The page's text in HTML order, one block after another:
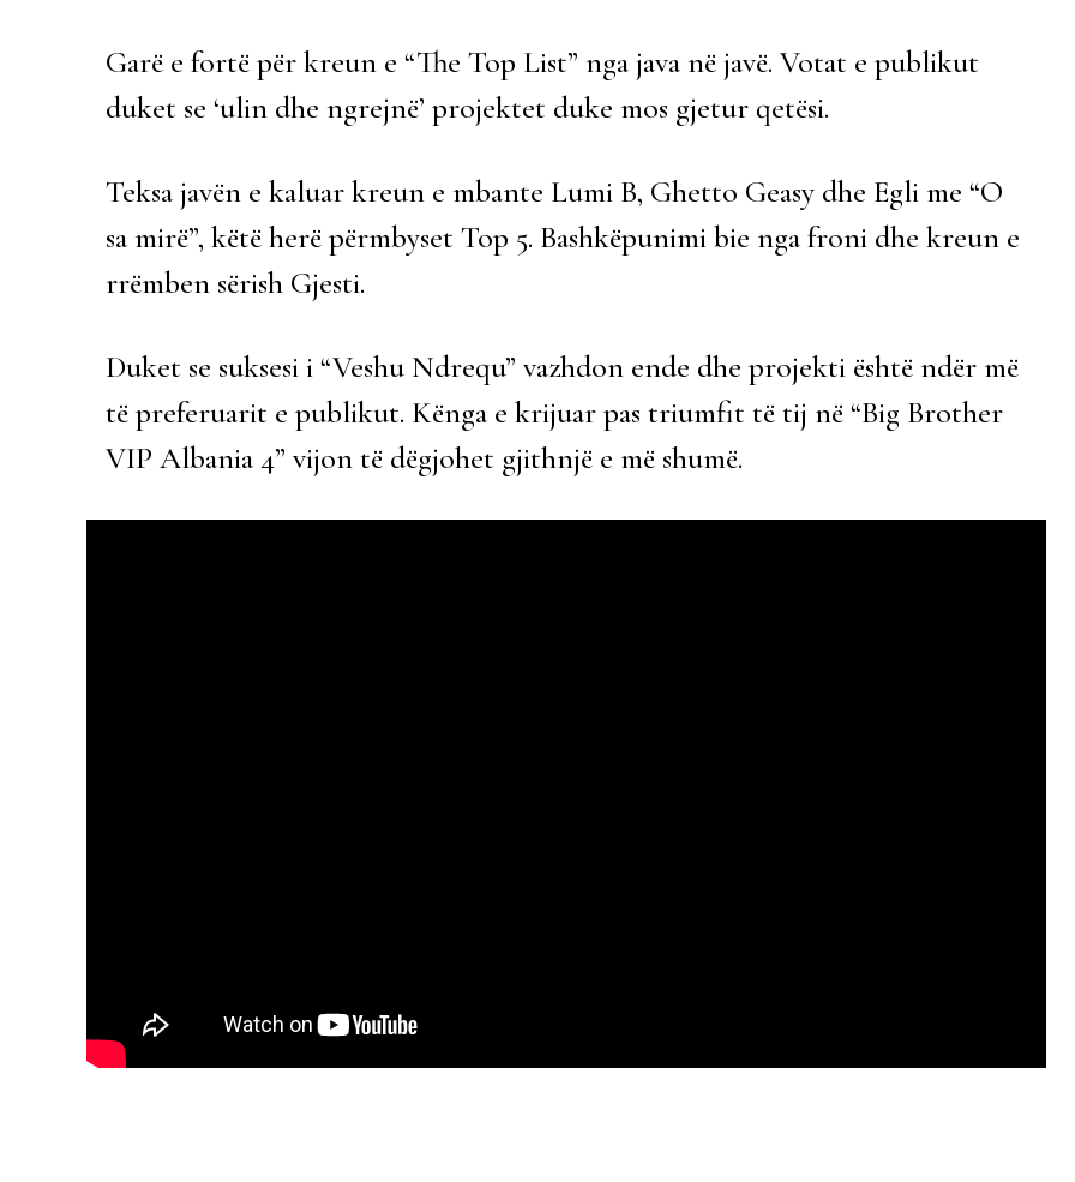
Garë e fortë për kreun e “The Top List” nga java në javë. Votat e publikut
duket se ‘ulin dhe ngrejnë’ projektet duke mos gjetur qetësi.
Teksa javën e kaluar kreun e mbante Lumi B, Ghetto Geasy dhe Egli me “O
sa mirë”, këtë herë përmbyset Top 5. Bashkëpunimi bie nga froni dhe kreun e
rrëmben sërish Gjesti.
Duket se suksesi i “Veshu Ndrequ” vazhdon ende dhe projekti është ndër më
të preferuarit e publikut. Kënga e krijuar pas triumfit të tij në “Big Brother
VIP Albania 4” vijon të dëgjohet gjithnjë e më shumë.